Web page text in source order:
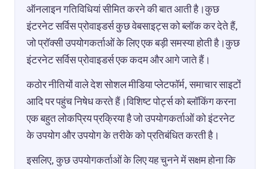
ऑनलाइन गतिविधियां सीमित करने की बात आती है।कुछ
इंटरनेट सर्विस प्रोवाइडर्स कुछ वेबसाइट्स को ब्लॉक कर देते हैं,
जो प्रॉक्सी उपयोगकर्ताओं के लिए एक बड़ी समस्या होती है।कुछ
इंटरनेट सर्विस प्रोवाइडर्स एक कदम और आगे जाते हैं।
कठोर नीतियों वाले देश सोशल मीडिया प्लेटफॉर्म, समाचार साइटों
आदि पर पहुंच निषेध करते हैं।विशिष्ट पोर्ट्स को ब्लॉकिंग करना
एक बहुत लोकप्रिय प्रक्रिया है जो उपयोगकर्ताओं को इंटरनेट
के उपयोग और उपयोग के तरीके को प्रतिबंधित करती है।
इसलिए, कुछ उपयोगकर्ताओं के लिए यह चुनने में सक्षम होना कि